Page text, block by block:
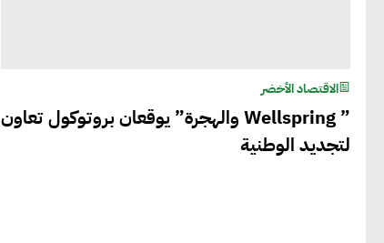
الاقتصاد الأخضر
” Wellspring والهجرة” يوقعان بروتوكول تعاون
لتجديد الوطنية